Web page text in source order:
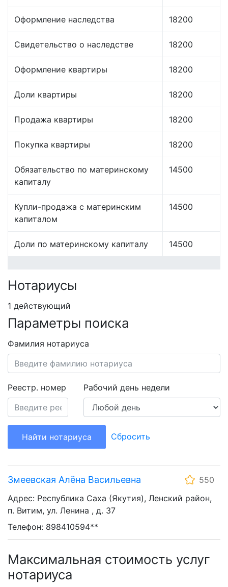
Оформление наследства 18200
Свидетельство о наследстве 18200
Оформление квартиры 18200
Доли квартиры 18200
Продажа квартиры 18200
Покупка квартиры 18200
Обязательство по материнскому
капиталу
14500
Купли-продажа с материнским
капиталом
14500
Доли по материнскому капиталу 14500
Нотариусы
1 действующий
Параметры поиска
Фамилия нотариуса
Реестр. номер Рабочий день недели
Найти нотариуса Сбросить
Змеевская Алёна Васильевна
550
Адрес: Республика Саха (Якутия), Ленский район,
п. Витим, ул. Ленина , д. 37
Телефон: 898410594**
Максимальная стоимость услуг
нотариуса